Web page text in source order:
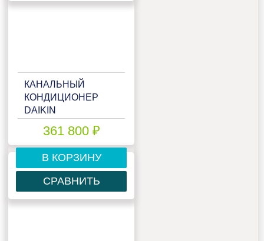
КАНАЛЬНЫЙ
КОНДИЦИОНЕР
DAIKIN
361 800 ₽
В КОРЗИНУ
СРАВНИТЬ